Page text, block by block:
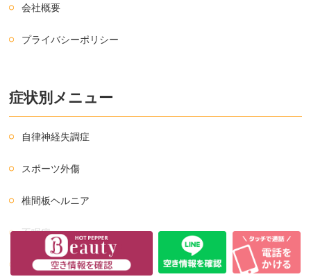
会社概要
プライバシーポリシー
症状別メニュー
自律神経失調症
スポーツ外傷
椎間板ヘルニア
不眠症
モートン病